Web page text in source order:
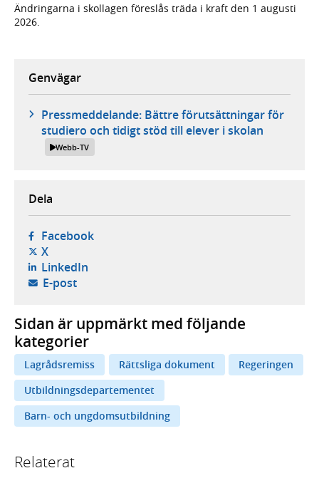
Ändringarna i skollagen föreslås träda i kraft den 1 augusti
2026.
Genvägar
Pressmeddelande: Bättre förutsättningar för
studiero och tidigt stöd till elever i skolan
Webb-TV
Dela
Facebook- öppnas i ny flik, extern webbplats,
X- öppnas i ny flik, extern webbplats,
LinkedIn- öppnas i ny flik, extern webbplats,
E-post- öppnar din e-postklient,
Sidan är uppmärkt med följande
kategorier
Lagrådsremiss Rättsliga dokument
Regeringen
Utbildningsdepartementet
Barn- och ungdomsutbildning
Relaterat